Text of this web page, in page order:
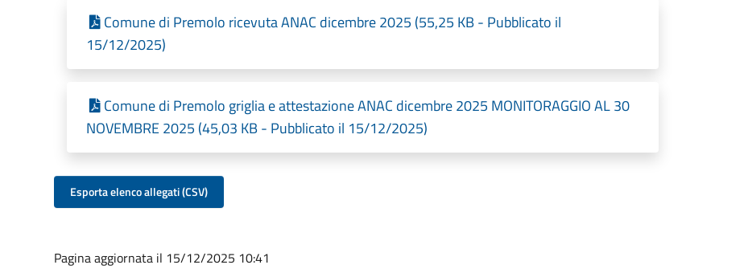
Comune di Premolo ricevuta ANAC dicembre 2025 (55,25 KB - Pubblicato il
15/12/2025)
Comune di Premolo griglia e attestazione ANAC dicembre 2025 MONITORAGGIO AL 30
NOVEMBRE 2025 (45,03 KB - Pubblicato il 15/12/2025)
Esporta elenco allegati (CSV)
Pagina aggiornata il 15/12/2025 10:41